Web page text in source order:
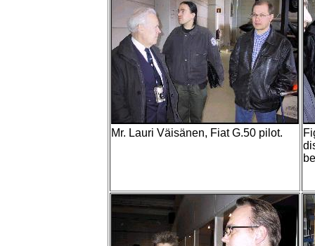
Mr. Lauri Väisänen, Fiat G.50 pilot.